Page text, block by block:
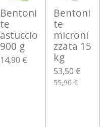
Bentoni
te
astuccio
900 g
14,90 €
Bentoni
te
microni
zzata 15
kg
53,50 €
55,90 €